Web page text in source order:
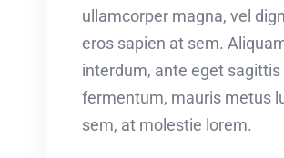
ullamcorper magna, vel
eros sapien at sem.
interdum, ante eget sagittis
fermentum, mauris metus
sem, at molestie lorem.